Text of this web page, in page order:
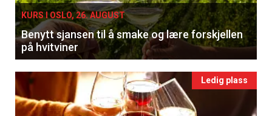
KURS I OSLO, 26. AUGUST
Benytt sjansen til å smake og lære forskjellen
på hvitviner
Ledig plass